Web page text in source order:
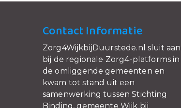
Contact Informatie
Zorg4WijkbijDuurstede.nl sluit aan
bij de regionale Zorg4-platforms in
de omliggende gemeenten en
kwam tot stand uit een
samenwerking tussen Stichting
Binding, gemeente Wijk bij